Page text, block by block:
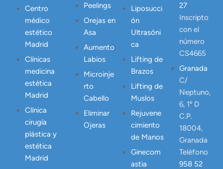
Centro
médico
estético
Madrid
Clínicas
medicina
estética
Madrid
Clínica
cirugía
plástica y
estética
Madrid
Peelings
Orejas en
Asa
Aumento
Labios
Microinje
rto
Cabello
Eliminar
Ojeras
Liposucci
ón
Ultrasóni
ca
Lifting de
Brazos
Lifting de
Muslos
Rejuvene
cimiento
de Manos
Ginecom
astia
27
Inscripto
con el
número
CS4665
Granada
C/
Neptuno,
6, 1º D
C.P.
18004,
Granada
Teléfono
958 52